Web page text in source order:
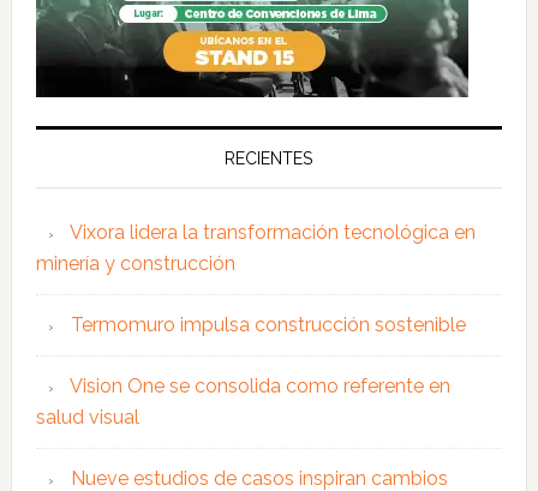
RECIENTES
Vixora lidera la transformación tecnológica en
minería y construcción
Termomuro impulsa construcción sostenible
Vision One se consolida como referente en
salud visual
Nueve estudios de casos inspiran cambios